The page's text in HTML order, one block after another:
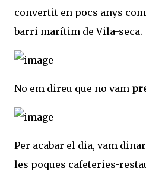
convertit en pocs anys
barri marítim de Vila-seca.
No em direu que no vam
Per acabar el dia, vam
les poques cafeteries-